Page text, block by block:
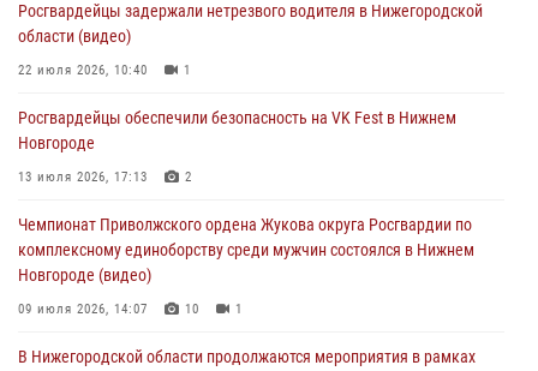
16 июля 2026, 05:00
Росгвардейцы обеспечили безопасность на VK Fest в Нижнем
13 июля 2026, 17:13
Нижегородские росгвардейцы за прошедшую неделю выезжали
13 июля 2026, 06:45
Росгвардейцы предотвратили серию краж в Нижнем Новгороде
10 июля 2026, 09:38
Росгвардейцы задержали нетрезвого водителя в Нижегородской
области (видео)
22 июля 2026, 10:40 1
Росгвардейцы обеспечили безопасность на VK Fest в Нижнем
Новгороде
13 июля 2026, 17:13 2
Чемпионат Приволжского ордена Жукова округа Росгвардии по
комплексному единоборству среди мужчин состоялся в Нижнем
Новгороде (видео)
09 июля 2026, 14:07 10 1
В Нижегородской области продолжаются мероприятия в рамках